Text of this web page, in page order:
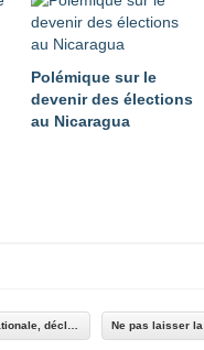
Polémique sur le
devenir des élections
au Nicaragua